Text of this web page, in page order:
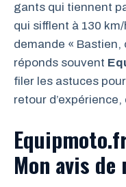
gants qui tiennent
qui sifflent à 130
demande « Bastien,
réponds souvent
filer les astuces
retour
Mon avis de